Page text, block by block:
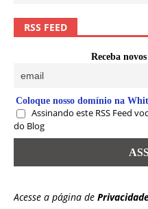
RSS FEED
Receba
Coloque nosso domínio na
Assinando este RSS Feed
do Blog
Acesse a página de